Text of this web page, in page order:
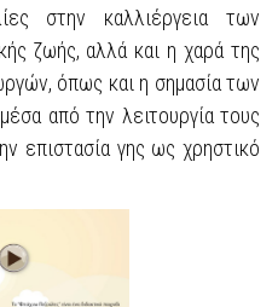
στην καλλιέργεια των
ζωής, αλλά και η χαρά της
όπως και η σημασία των
από την λειτουργία τους
επιστασία γης ως χρηστικό